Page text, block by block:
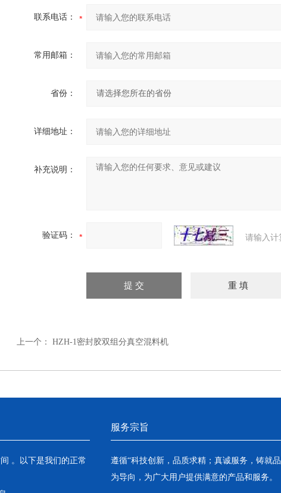
联系电话：
常用邮箱：
省份：
详细地址：
补充说明：
验证码： 请输入计
上一个： HZH-1密封胶双组分真空混料机
。以下是我们的正常
服务宗旨
遵循“科技创新，品质求精；真诚服务，铸就
为导向，为广大用户提供满意的产品和服务。